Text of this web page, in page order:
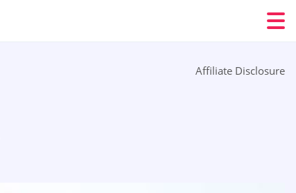
Affiliate Disclosure